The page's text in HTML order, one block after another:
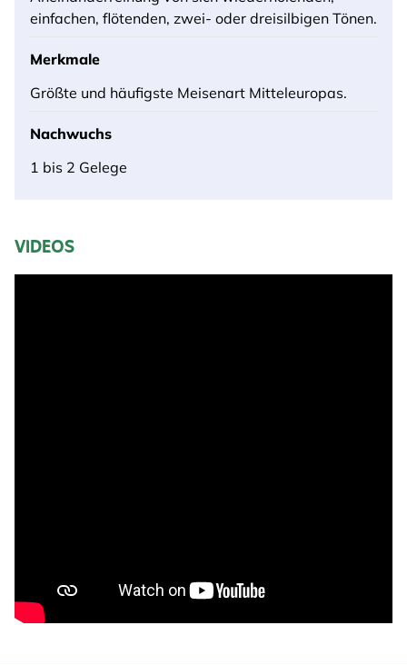
einfachen, flötenden, zwei- oder dreisilbigen Tönen.
Merkmale
Größte und häufigste Meisenart Mitteleuropas.
Nachwuchs
1 bis 2 Gelege
VIDEOS